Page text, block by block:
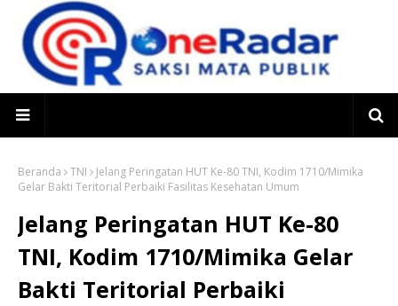
Beranda TNI
Jelang Peringatan HUT Ke-80 TNI, Kodim 1710/Mimika
Gelar Bakti Teritorial Perbaiki Fasilitas Kesehatan Umum
Jelang Peringatan HUT Ke-80
TNI, Kodim 1710/Mimika Gelar
Bakti Teritorial Perbaiki